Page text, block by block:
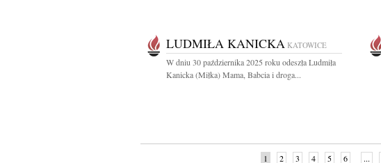
LUDMIŁA KANICKA KATOWICE
W dniu 30 października 2025 roku odeszła Ludmiła
Kanicka (Miłka) Mama, Babcia i droga...
1 2 3 4 5 6 ...